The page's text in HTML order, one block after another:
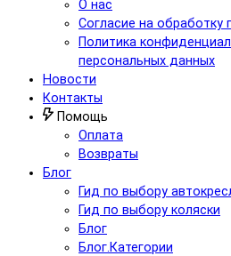
О нас
Согласие на обработку
Политика
персональных данных
Новости
Контакты
Помощь
Оплата
Возвраты
Блог
Гид по выбору
Гид по выбору коляски
Блог
Блог.Категории